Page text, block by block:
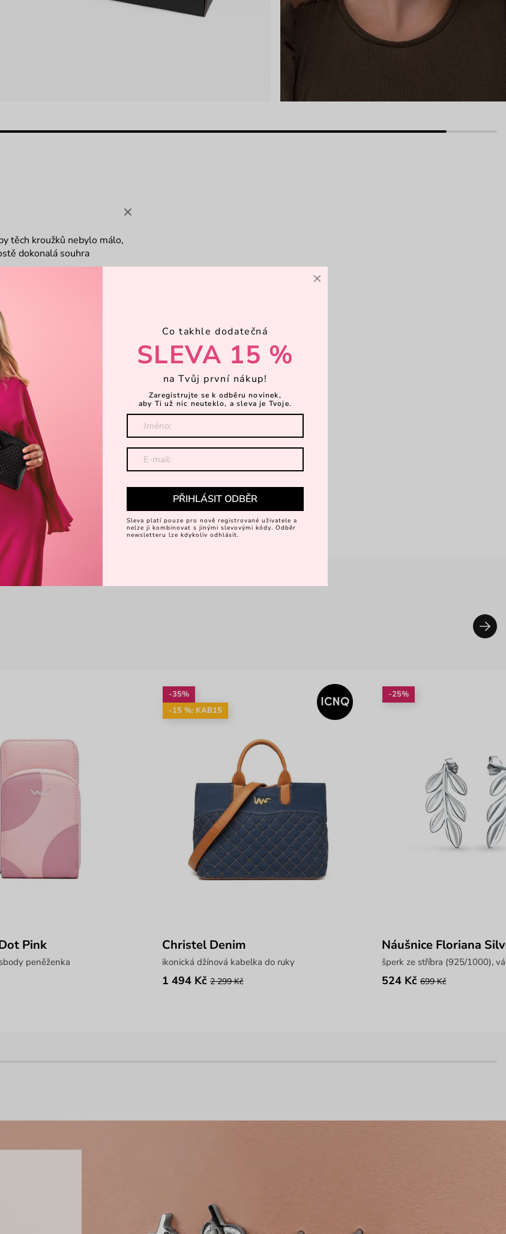
těch kroužků nebylo málo,
dokonalá souhra
Pink
peněženka
-35%
-15 %: KAB15
Christel Denim
ikonická džínová kabelka do ruky
1 494 Kč 2 299 Kč
-25%
Náušnice Floriana
šperk ze stříbra (925/1000),
524 Kč 699 Kč
×
Co takhle dodatečná
SLEVA 15 %
na Tvůj první nákup!
Zaregistrujte se k odběru novinek,
aby Ti už nic neuteklo, a sleva je Tvoje.
PŘIHLÁSIT ODBĚR
Sleva platí pouze pro nově registrované uživatele a
nelze ji kombinovat s jinými slevovými kódy. Odběr
newsletteru lze kdykoliv odhlásit.